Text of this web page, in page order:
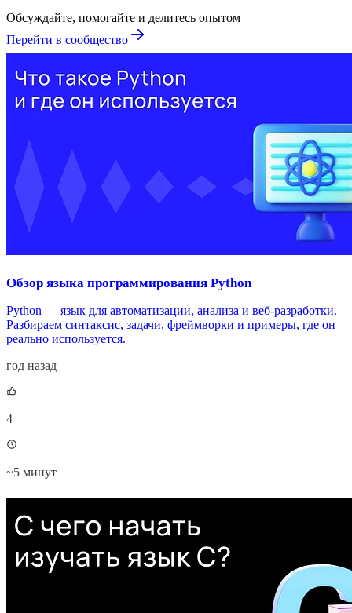
Обсуждайте, помогайте и делитесь опытом
Перейти в сообщество
Обзор языка программирования Python
Python — язык для автоматизации, анализа и веб-разработки.
Разбираем синтаксис, задачи, фреймворки и примеры, где он
реально используется.
год назад
4
~5 минут